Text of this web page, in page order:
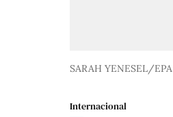
SARAH YENESEL/EPA
Internacional